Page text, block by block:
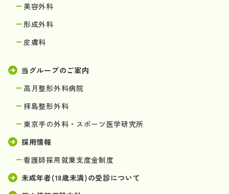
美容外科
形成外科
皮膚科
当グループのご案内
高月整形外科病院
拝島整形外科
東京手の外科・スポーツ医学研究所
採用情報
看護師採用就業支度金制度
未成年者(18歳未満)の受診について